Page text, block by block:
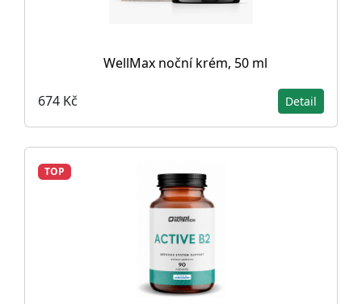
WellMax noční krém, 50 ml
674 Kč Detail
TOP